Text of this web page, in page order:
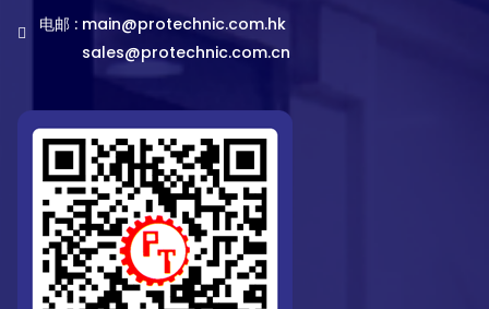
电邮 : main@protechnic.com.hk
sales@protechnic.com.cn